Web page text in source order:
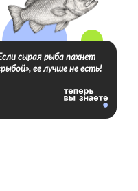
сырая рыба пахнет
ее лучше не есть!